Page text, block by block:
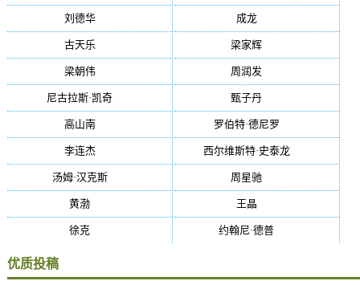
刘德华(50) 成龙(46)
古天乐 梁家辉
梁朝伟(37) 周润发
尼古拉斯·凯奇 甄子丹
高山南(33) 罗伯特·德尼罗
李连杰(29) 西尔维斯特·史泰龙(29)
汤姆·汉克斯(27) 周星驰
黄渤 王晶
徐克 约翰尼·德普
优质投稿